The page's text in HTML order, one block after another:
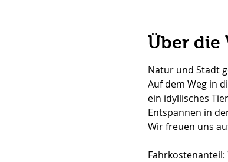
Über die
Natur und Stadt
Auf dem Weg in
ein idyllisches
Entspannen in
Wir freuen uns
Fahrkostenanteil: